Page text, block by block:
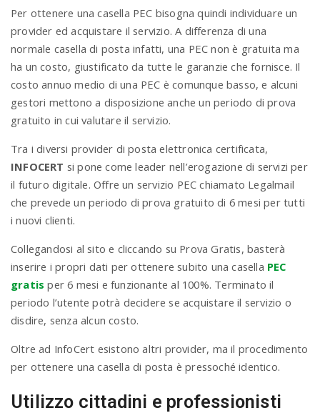
Per ottenere una casella PEC bisogna quindi individuare un
provider ed acquistare il servizio. A differenza di una
normale casella di posta infatti, una PEC non è gratuita ma
ha un costo, giustificato da tutte le garanzie che fornisce. Il
costo annuo medio di una PEC è comunque basso, e alcuni
gestori mettono a disposizione anche un periodo di prova
gratuito in cui valutare il servizio.
Tra i diversi provider di posta elettronica certificata,
INFOCERT si pone come leader nell’erogazione di servizi per
il futuro digitale. Offre un servizio PEC chiamato Legalmail
che prevede un periodo di prova gratuito di 6 mesi per tutti
i nuovi clienti.
Collegandosi al sito e cliccando su Prova Gratis, basterà
inserire i propri dati per ottenere subito una casella PEC
gratis per 6 mesi e funzionante al 100%. Terminato il
periodo l’utente potrà decidere se acquistare il servizio o
disdire, senza alcun costo.
Oltre ad InfoCert esistono altri provider, ma il procedimento
per ottenere una casella di posta è pressoché identico.
Utilizzo cittadini e professionisti